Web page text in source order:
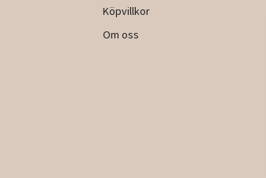
Köpvillkor
Om oss